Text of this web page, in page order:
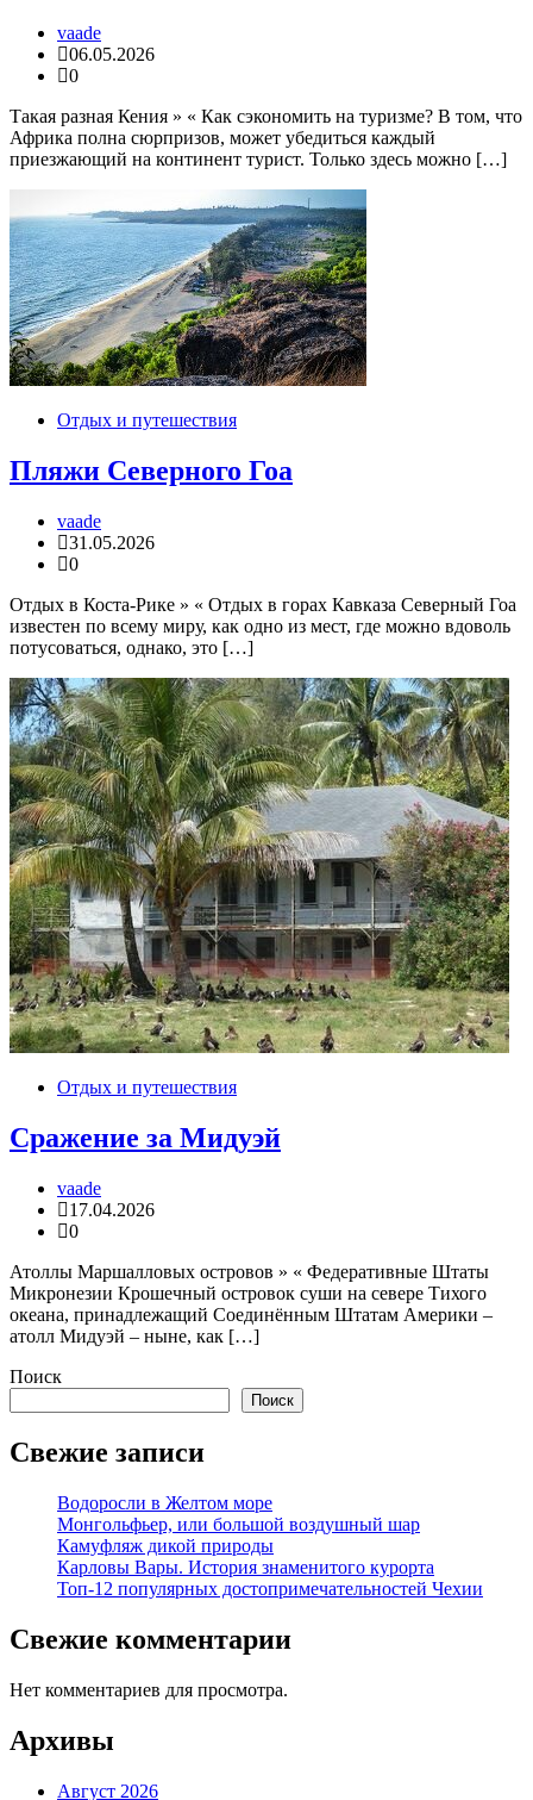
vaade
06.05.2026
0
Такая разная Кения » « Как сэкономить на туризме? В том, что
Африка полна сюрпризов, может убедиться каждый
приезжающий на континент турист. Только здесь можно […]
Отдых и путешествия
Пляжи Северного Гоа
vaade
31.05.2026
0
Отдых в Коста-Рике » « Отдых в горах Кавказа Северный Гоа
известен по всему миру, как одно из мест, где можно вдоволь
потусоваться, однако, это […]
Отдых и путешествия
Сражение за Мидуэй
vaade
17.04.2026
0
Атоллы Маршалловых островов » « Федеративные Штаты
Микронезии Крошечный островок суши на севере Тихого
океана, принадлежащий Соединённым Штатам Америки –
атолл Мидуэй – ныне, как […]
Поиск
Поиск
Свежие записи
Водоросли в Желтом море
Монгольфьер, или большой воздушный шар
Камуфляж дикой природы
Карловы Вары. История знаменитого курорта
Топ-12 популярных достопримечательностей Чехии
Свежие комментарии
Нет комментариев для просмотра.
Архивы
Август 2026